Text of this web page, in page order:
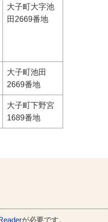
大子町大字池
田2669番地
大子町池田
2669番地
大子町下野宮
1689番地
が必要です。